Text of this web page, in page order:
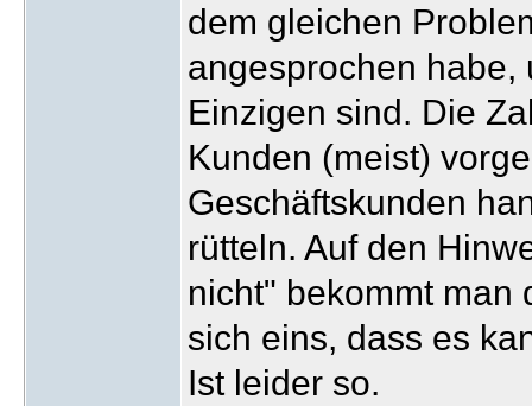
dem gleichen
angesprochen habe,
Einzigen sind. Die
Kunden (meist)
Geschäftskunden
rütteln. Auf den
nicht" bekommt man
sich eins, dass es
Ist leider so.